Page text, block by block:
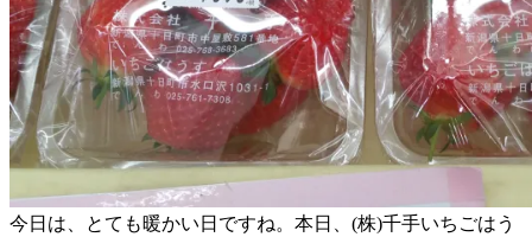
今日は、とても暖かい日ですね。本日、(株)千手いちごはう